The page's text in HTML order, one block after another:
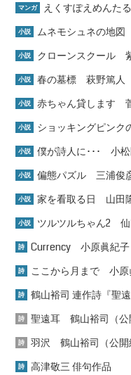
マンガ えくすぽえめんた
小説 ムネモシュネの地
小説 クローンスクール
小説 春の墓標 萩野篤人
小説 赤ちゃん貸します
小説 ショッキングピン
小説 僕が詩人に･･･ 小
小説 偏態パズル 三浦俊
小説 家を看取る日 山田
小説 ツルツルちゃん2
詩 Currency 小原眞紀子
詩 ここから月まで 小原
詩 鶴山裕司 連作詩『聖遠
詩 聖遠耳 鶴山裕司（公
詩 羽沢 鶴山裕司（公開
詩 高津敬三 俳句作品